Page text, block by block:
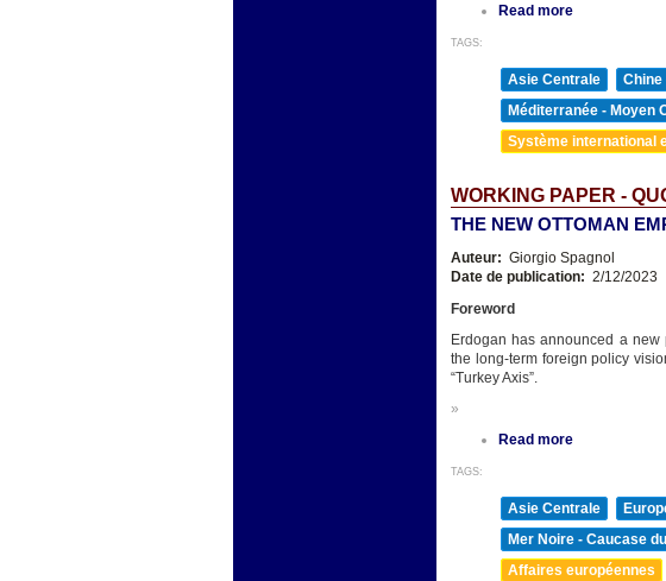
Read more
TAGS:
Asie Centrale Chine
Méditerranée - Moyen
Système international
WORKING PAPER -
THE NEW OTTOMAN
Auteur: Giorgio Spagnol
Date de publication: 2/12/2023
Foreword
Erdogan has announced a new
the long-term foreign policy
“Turkey Axis”.
»
Read more
TAGS:
Asie Centrale
Mer Noire - Caucase
Affaires européennes